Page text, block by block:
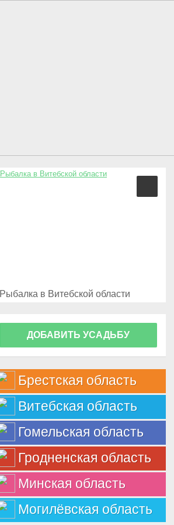
Рыбалка в Витебской области
ДОБАВИТЬ УСАДЬБУ
Брестская область
Витебская область
Гомельская область
Гродненская область
Минская область
Могилёвская область